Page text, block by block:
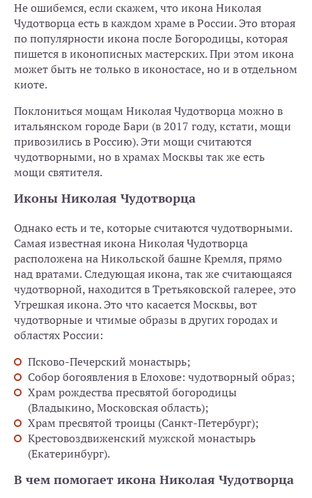
Не ошибемся, если скажем, что икона Николая
Чудотворца есть в каждом храме в России. Это вторая
по популярности икона после Богородицы, которая
пишется в иконописных мастерских. При этом икона
может быть не только в иконостасе, но и в отдельном
киоте.
Поклониться мощам Николая Чудотворца можно в
итальянском городе Бари (в 2017 году, кстати, мощи
привозились в Россию). Эти мощи считаются
чудотворными, но в храмах Москвы так же есть
мощи святителя.
Иконы Николая Чудотворца
Однако есть и те, которые считаются чудотворными.
Самая известная икона Николая Чудотворца
расположена на Никольской башне Кремля, прямо
над вратами. Следующая икона, так же считающаяся
чудотворной, находится в Третьяковской галерее, это
Угрешкая икона. Это что касается Москвы, вот
чудотворные и чтимые образы в других городах и
областях России:
Псково-Печерский монастырь;
Собор богоявления в Елохове: чудотворный образ;
Храм рождества пресвятой богородицы
(Владыкино, Московская область);
Храм пресвятой троицы (Санкт-Петербург);
Крестовоздвиженский мужской монастырь
(Екатеринбург).
В чем помогает икона Николая Чудотворца